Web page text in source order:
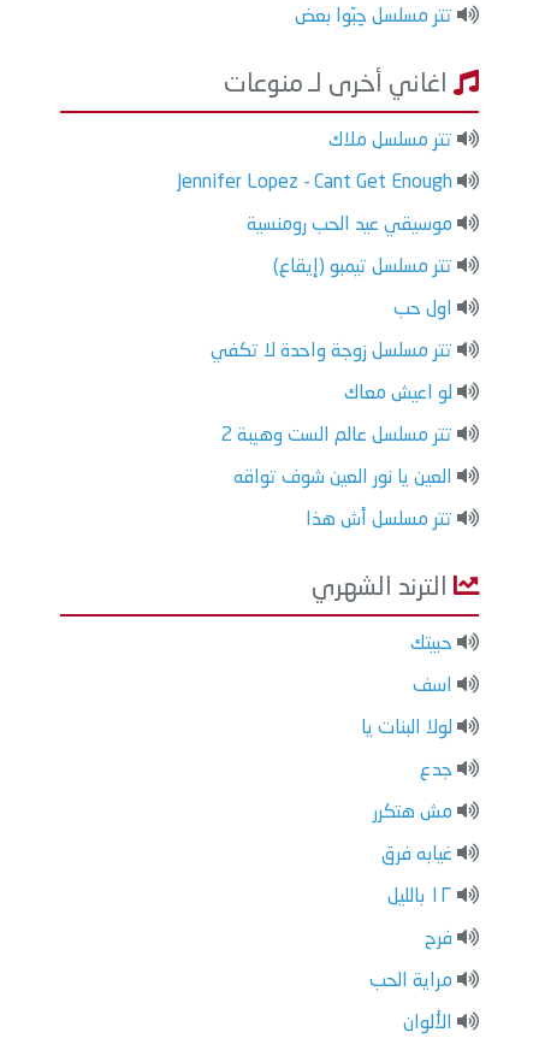
تتر مسلسل حِبّوا بعض
اغاني أخرى لـ منوعات
تتر مسلسل ملاك
Jennifer Lopez - Cant Get Enough
موسيقي عيد الحب رومنسية
تتر مسلسل تيمبو (إيقاع)
اول حب
تتر مسلسل زوجة واحدة لا تكفي
لو اعيش معاك
تتر مسلسل عالم الست وهيبة 2
العين يا نور العين شوف تواقه
تتر مسلسل أش هذا
الترند الشهري
حبيتك
اسف
لولا البنات يا
جدع
مش هتكرر
غيابه فرق
١٢ بالليل
فرح
مراية الحب
الألوان